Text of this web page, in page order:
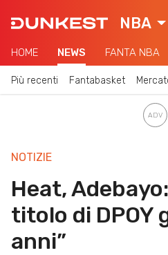
NBA
HOME NEWS FANTA NBA
Più recenti Fantabasket
NOTIZIE
Heat,
titolo di DPOY
anni”